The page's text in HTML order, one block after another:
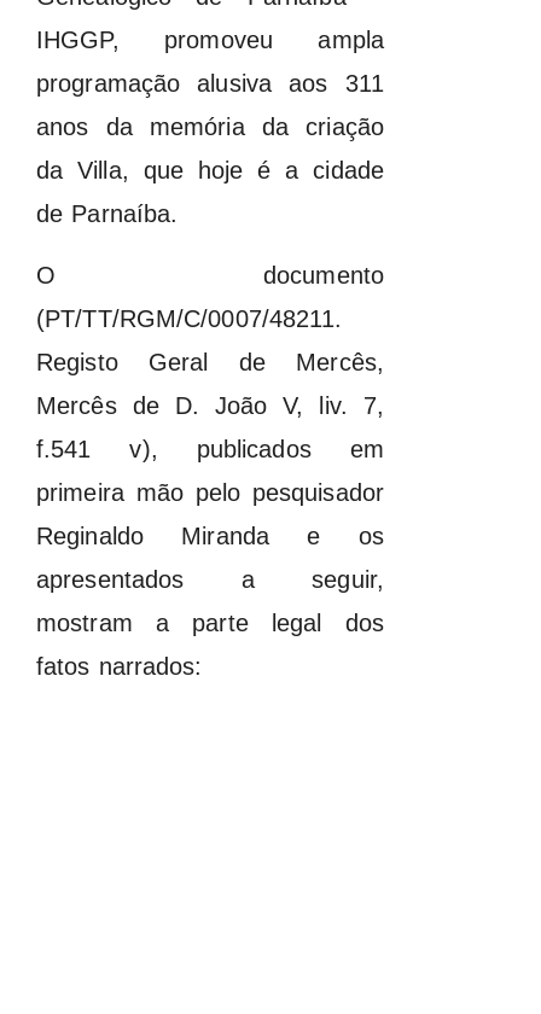
IHGGP, promoveu ampla
programação alusiva aos 311
anos da memória da criação
da Villa, que hoje é a cidade
de Parnaíba.
O documento
(PT/TT/RGM/C/0007/48211.
Registo Geral de Mercês,
Mercês de D. João V, liv. 7,
f.541 v), publicados em
primeira mão pelo pesquisador
Reginaldo Miranda e os
apresentados a seguir,
mostram a parte legal dos
fatos narrados: